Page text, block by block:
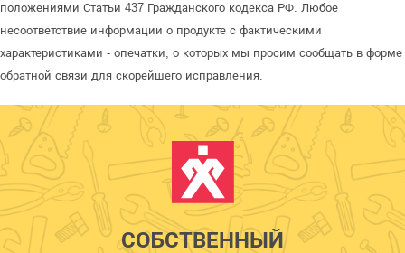
положениями Статьи 437 Гражданского кодекса РФ. Любое
несоответствие информации о продукте с фактическими
характеристиками - опечатки, о которых мы просим сообщать в форме
обратной связи для скорейшего исправления.
СОБСТВЕННЫЙ